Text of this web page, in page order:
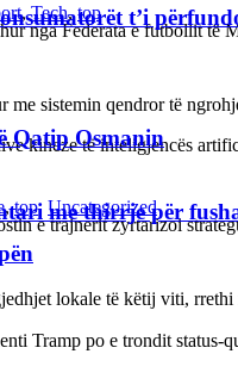
,Tech,top
kineze të inteligjencës
,top, Uncategorized
Tramp po e trondit status-
nga Federata e futbollit të
Qatip Osmanin
e trajnerit zyrtarizoi
t’i
me sistemin qendror të
me thirrje për
lokale të këtij viti,